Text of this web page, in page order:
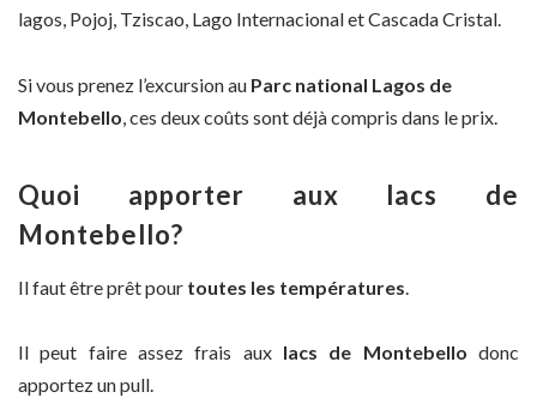
lagos, Pojoj, Tziscao, Lago Internacional et Cascada Cristal.
Si vous prenez l’excursion au Parc national Lagos de
Montebello , ces deux coûts sont déjà compris dans le prix.
Quoi apporter aux lacs de
Montebello?
Il faut être prêt pour toutes les températures
Il peut faire assez frais aux lacs de Montebello donc
apportez un pull.